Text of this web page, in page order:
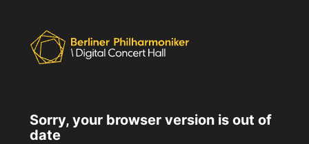
Sorry, your browser version is out of
date